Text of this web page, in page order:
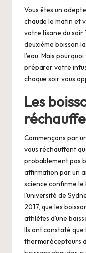
.
n
e
t
Vous êtes un
chaude le matin et
votre tisane du soir
deuxième boisson
l’eau. Mais
préparer votre
chaque soir vous
Les
Commençons par
vous réchauffent
probablement pas
affirmation par un
science confirme le
l’université de
2017, que les
athlètes d’une
Ils ont constaté que
thermorécepteurs